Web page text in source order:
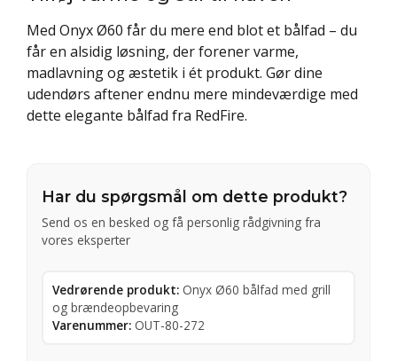
Med Onyx Ø60 får du mere end blot et bålfad – du
får en alsidig løsning, der forener varme,
madlavning og æstetik i ét produkt. Gør dine
udendørs aftener endnu mere mindeværdige med
dette elegante bålfad fra RedFire.
Har du spørgsmål om dette produkt?
Send os en besked og få personlig rådgivning fra
vores eksperter
Vedrørende produkt: Onyx Ø60 bålfad med grill
og brændeopbevaring
Varenummer: OUT-80-272